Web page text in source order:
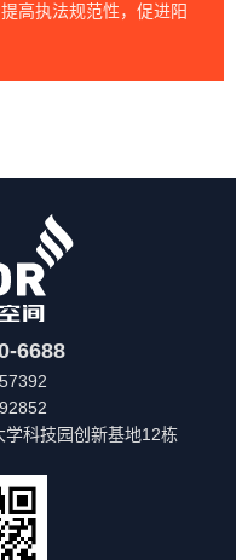
高执法规范性，促进阳
6688
科技园创新基地12栋